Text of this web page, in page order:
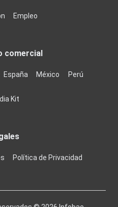
Empleo
comercial
España México Perú
Kit
Política de Privacidad